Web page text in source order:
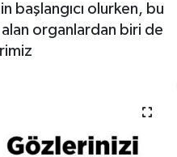
başlangıcı olurken, bu
alan organlardan biri de